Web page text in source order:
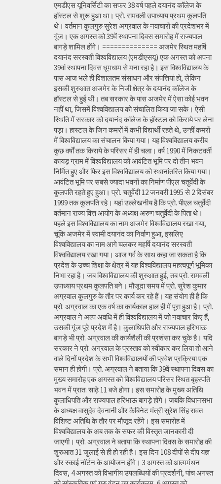
एमडीएस यूनिवर्सिटी का सफर 38 वर्ष पहले दयानंद कॉलेज के
हॉस्टल से शुरू हुआ था। प्रो. रामवली उपाध्याय प्रथम कुलपति
थे। वर्तमान कुलगुरु सुरेश अग्रवाल के नवाचारों की प्रदेशभर में
गूंज। एक अगस्त को 39वें स्थापना दिवस समारोह में राज्यपाल
बागड़े शामिल होंगे। ============== अजमेर स्थित महर्षि
दयानंद सरस्वती विश्वविद्यालय (एमडीएसयू) एक अगस्त को अपना
39वां स्थापना दिवस धूमधाम से मना रहा है। इस विश्वविद्यालय के
पास आज भले ही विशालतम संसाधन और संपत्तियां हो, लेकिन
इसकी शुरुआत अजमेर के निजी क्षेत्र के दयानंद कॉलेज के
हॉस्टल से हुई थी। तब सरकार के पास अजमेर में ऐसा कोई भवन
नहीं था, जिसमें विश्वविद्यालय को संचालित किया जा सके। ऐसी
स्थिति में सरकार को दयानंद कॉलेज के हॉस्टल को किराये पर लेना
पड़ा। हास्टल के जिन कमरों में कभी विद्यार्थी रहते थे, उन्हीं कमरों
में विश्वविद्यालय का संचालन किया गया। यह विश्वविद्यालय करीब
कुछ वर्षों तक किराये के परिसर में ही चला। वर्ष 1990 में निकटवर्ती
कायड़ ग्राम में विश्वविद्यालय को आवंटित भूमि पर दो तीन भवन
निर्मित हुए और फिर इस विश्वविद्यालय को स्थानांतरित किया गया।
आवंटित भूमि पर सबसे ज्यादा भवनों का निर्माण पीएल चतुर्वेदी के
कुलपति रहते हुए हुआ। प्रो. चतुर्वेदी 12 जनवरी 1995 से 2 दिसंबर
1999 तक कुलपति रहे। यहां उल्लेखनीय है कि प्रो. पीएल चतुर्वेदी
वर्तमान राज्य वित्त आयोग के अध्यक्ष अरुण चतुर्वेदी के पिता थे।
पहले इस विश्वविद्यालय का नाम अजमेर विश्वविद्यालय रखा गया,
चूंकि अजमेर में स्वामी दयानंद का निर्वाण हुआ, इसलिए
विश्वविद्यालय का नाम आगे चलकर महर्षि दयानंद सरस्वती
विश्वविद्यालय रखा गया। आज गर्व के साथ कहा जा सकता है कि
प्रदेश के उच्च शिक्षा के क्षेत्र में यह विश्वविद्यालय महत्वपूर्ण भूमिका
निभा रहा है। जब विश्वविद्यालय की शुरुआत हुई, तब प्रो. रामवली
उपाध्याय प्रथम कुलपति बने। मौजूदा समय में प्रो. सुरेश कुमार
अग्रवाल कुलगुरु के तौर पर कार्य कर रहे हैं। यह संयोग ही है कि
प्रो. अग्रवाल का एक वर्ष का कार्यकाल हाल ही में पूरा हुआ है। प्रो.
अग्रवाल ने अल्प अवधि में ही विश्वविद्यालय में जो नवाचार किए हैं,
उसकी गूंज पूरे प्रदेश में है। कुलाधिपति और राज्यपाल हरिभाऊ
बागड़े भी प्रो. अग्रवाल की कार्यशैली की प्रशंसा कर चुके है। यदि
सरकार ने प्रो. अग्रवाल के प्रस्ताव को स्वीकार कर लिया तो आने
वाले दिनों प्रदेश के सभी विश्वविद्यालयों की प्रवेश प्रक्रिया एक
समान ही होगी। प्रो. अग्रवाल ने बताया कि 39वें स्थापना दिवस का
मुख्य समारोह एक अगस्त को विश्वविद्यालय परिसर स्थित बृहस्पति
भवन में प्रात: साढ़े 11 बजे होगा। इस समारोह के मुख्य अतिथि
कुलाधिपति और राज्यपाल हरिभाऊ बागड़े होंगे। जबकि विधानसभा
के अध्यक्ष वासुदेव देवनानी और कैबिनेट मंत्री सुरेश सिंह रावत
विशिष्ट अतिथि के तौर पर मौजूद रहेंगे। इस समारोह में
विश्वविद्यालय के अब तक के सफर की विस्तृत जानकारी दी
जाएगी। प्रो. अग्रवाल ने बताया कि स्थापना दिवस के समारोह की
शुरुआत 31 जुलाई से ही हो रही है। इस दिन 108 दीपों से दीप यज्ञ
और स्काई नॉर्टन के आयोजन होंगे। 3 अगस्त को आत्ममंथन
दिवस, 4 अगस्त को विभागीय उपलब्धियों की प्रदर्शनी, पांच अगस्त